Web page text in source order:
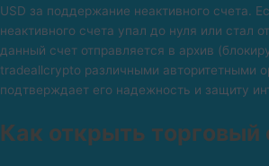
USD за поддержание неактивного счета.
неактивного счета упал до нуля или стал
данный счет отправляется в архив
tradeallcrypto различными авторитетными
подтверждает его надежность и защиту
Как открыть торговый